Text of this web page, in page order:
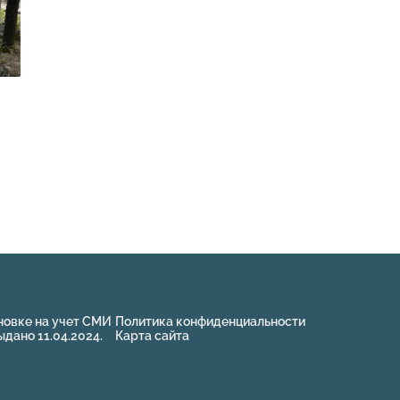
на учет СМИ
11.04.2024.
Политика конфиденциальности
Карта сайта